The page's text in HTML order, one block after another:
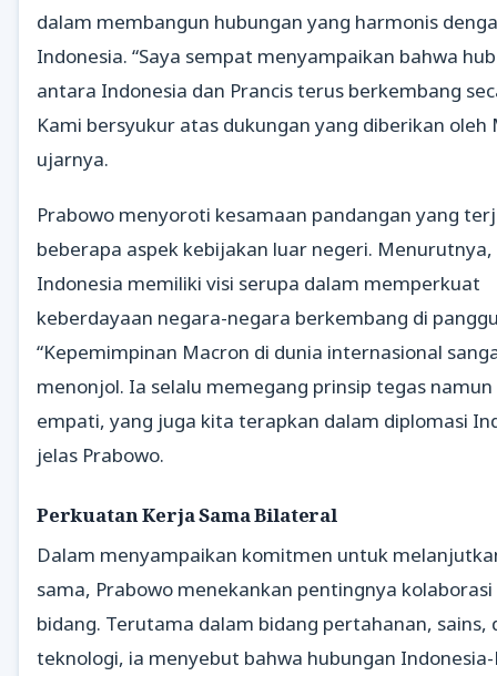
dalam membangun hubungan yang harmonis
Indonesia. “Saya sempat menyampaikan bahwa
antara Indonesia dan Prancis terus berkembang
Kami bersyukur atas dukungan yang diberikan oleh
ujarnya.
Prabowo menyoroti kesamaan pandangan yang
beberapa aspek kebijakan luar negeri. Menurutnya,
Indonesia memiliki visi serupa dalam memperkuat
keberdayaan negara-negara berkembang di
“Kepemimpinan Macron di dunia internasional
menonjol. Ia selalu memegang prinsip tegas
empati, yang juga kita terapkan dalam diplomasi
jelas Prabowo.
Perkuatan Kerja Sama Bilateral
Dalam menyampaikan komitmen untuk
sama, Prabowo menekankan pentingnya
bidang. Terutama dalam bidang pertahanan, sains,
teknologi, ia menyebut bahwa hubungan Indonesia-